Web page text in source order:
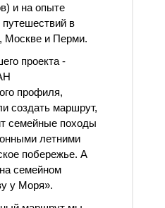
и на опыте
путешествий в
Москве и Перми.
проекта -
профиля,
создать маршрут,
семейные походы
летними
побережье. А
семейном
у Моря».